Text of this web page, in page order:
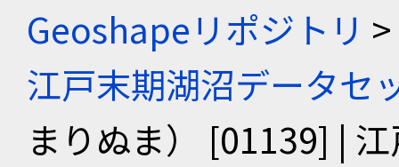
Geoshapeリポジトリ >
江戸末期湖沼データセ
まりぬま） [01139] |